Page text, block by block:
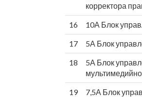
корректора
16 10А Блок
17 5А Блок
18
5А Блок
19 7,5А Блок